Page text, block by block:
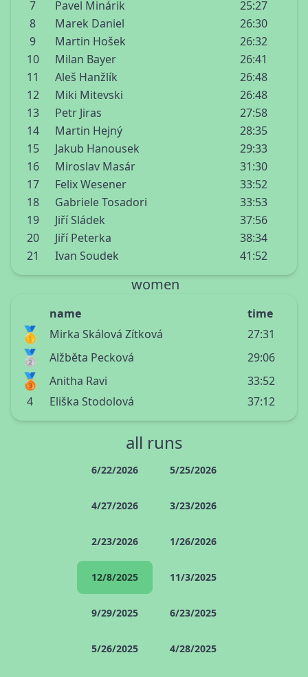
7
Pavel Minárik
25:27
8
Marek Daniel
26:30
9
Martin Hošek
26:32
10
Milan Bayer
26:41
11
Aleš Hanžlík
26:48
12
Miki Mitevski
26:48
13
Petr Jiras
27:58
14
Martin Hejný
28:35
15
Jakub Hanousek
29:33
16
Miroslav Masár
31:30
17
Felix Wesener
33:52
18
Gabriele Tosadori
33:53
19
Jiří Sládek
37:56
20
Jiří Peterka
38:34
21
Ivan Soudek 41:52
women
name time
🥇 Mirka Skálová Zítková 27:31
🥈 Alžběta Pecková 29:06
🥉 Anitha Ravi
33:52
4
Eliška Stodolová 37:12
all runs
6/22/2026 5/25/2026
4/27/2026 3/23/2026
2/23/2026 1/26/2026
12/8/2025 11/3/2025
9/29/2025 6/23/2025
5/26/2025 4/28/2025